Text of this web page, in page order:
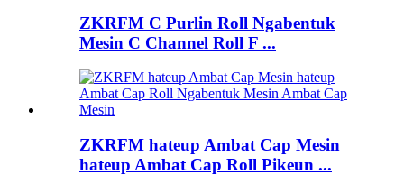
ZKRFM C Purlin Roll Ngabentuk
Mesin C Channel Roll F ...
ZKRFM hateup Ambat Cap Mesin
hateup Ambat Cap Roll Pikeun ...